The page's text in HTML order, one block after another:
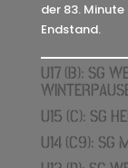
der 83.
Endstand.
U17 (B): SG
U15 (C): SG
U14 (C9): SG